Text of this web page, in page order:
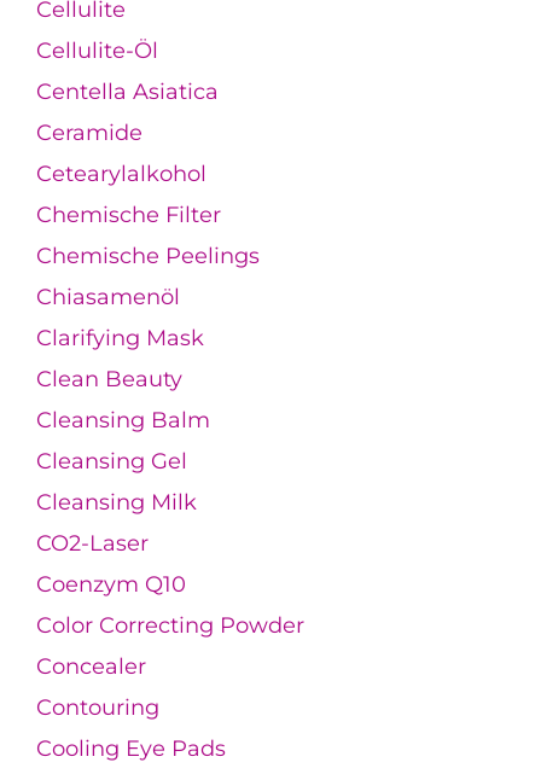
Cellulite
Cellulite-Öl
Centella Asiatica
Ceramide
Cetearylalkohol
Chemische Filter
Chemische Peelings
Chiasamenöl
Clarifying Mask
Clean Beauty
Cleansing Balm
Cleansing Gel
Cleansing Milk
CO2-Laser
Coenzym Q10
Color Correcting Powder
Concealer
Contouring
Cooling Eye Pads